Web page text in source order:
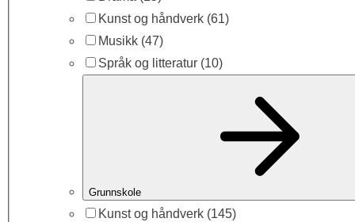
Kunst og håndverk (61)
Musikk (47)
Språk og litteratur (10)
Grunnskole
Kunst og håndverk (145)